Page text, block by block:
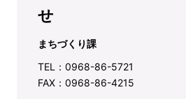
せ
まちづくり課
TEL：0968-86-5721
FAX：0968-86-4215